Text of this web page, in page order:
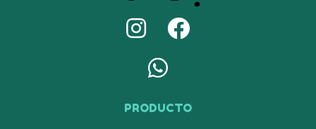
PRODUCTO